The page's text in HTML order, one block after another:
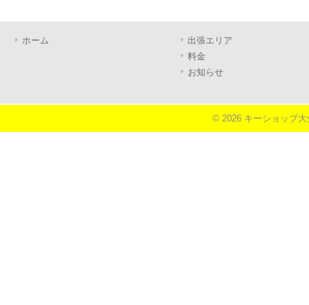
ホーム
出張エリア
料金
お知らせ
© 2026 キーショップ